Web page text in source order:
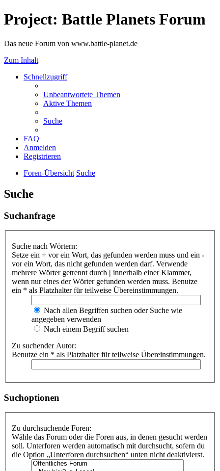
Project: Battle Planets Forum
Das neue Forum von www.battle-planet.de
Zum Inhalt
Schnellzugriff
Unbeantwortete Themen
Aktive Themen
Suche
FAQ
Anmelden
Registrieren
Foren-Übersicht Suche
Suche
Suchanfrage
Suche nach Wörtern:
Setze ein + vor ein Wort, das gefunden werden muss und ein -
vor ein Wort, das nicht gefunden werden darf. Verwende
mehrere Wörter getrennt durch | innerhalb einer Klammer,
wenn nur eines der Wörter gefunden werden muss. Benutze
ein * als Platzhalter für teilweise Übereinstimmungen.
Nach allen Begriffen suchen oder Suche wie
angegeben verwenden
Nach einem Begriff suchen
Zu suchender Autor:
Benutze ein * als Platzhalter für teilweise Übereinstimmungen.
Suchoptionen
Zu durchsuchende Foren:
Wähle das Forum oder die Foren aus, in denen gesucht werden
soll. Unterforen werden automatisch mit durchsucht, sofern du
die Option „Unterforen durchsuchen“ unten nicht deaktivierst.